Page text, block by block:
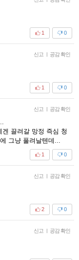
0
1
신고 | 공감 확인
0
1
신고 | 공감 확인
끌려갈 망정 즉심 청
그냥 풀려날텐데...
0
1
신고 | 공감 확인
0
2
신고 | 공감 확인